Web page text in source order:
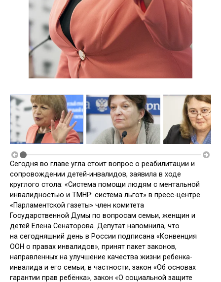
Сегодня во главе угла стоит вопрос о реабилитации и
сопровождении детей-инвалидов, заявила в ходе
круглого стола: «Система помощи людям с ментальной
инвалидностью и ТМНР: система льгот» в пресс-центре
«Парламентской газеты» член комитета
Государственной Думы по вопросам семьи, женщин и
детей Елена Сенаторова. Депутат напомнила, что
на сегодняшний день в России подписана «Конвенция
ООН о правах инвалидов», принят пакет законов,
направленных на улучшение качества жизни ребенка-
инвалида и его семьи, в частности, закон «Об основах
гарантии прав ребёнка», закон «О социальной защите